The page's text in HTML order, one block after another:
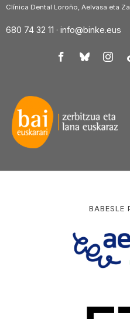
Clínica Dental Loroño, Aelvasa eta
680 74 32 11 · info@binke.eus
BABESLE